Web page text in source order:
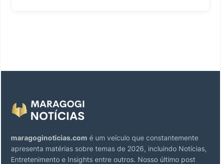
maragoginoticias.com é um veículo que constantemente
apresenta matérias sobre temas de 2026, incluindo Notícias,
Entretenimento e Insights entre outros. Nosso último post